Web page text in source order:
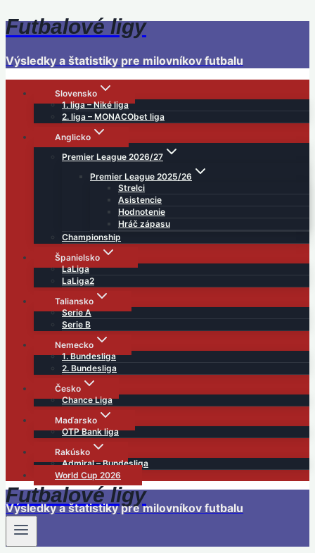
Skip
to
Futbalové ligy
Výsledky a štatistiky pre milovníkov futbalu
Slovensko
1. liga – Niké liga
2. liga – MONACObet liga
Anglicko
Premier League 2026/27
Premier League 2025/26
Strelci
Asistencie
Hodnotenie
Hráč zápasu
Championship
Španielsko
LaLiga
LaLiga2
Taliansko
Serie A
Serie B
Nemecko
1. Bundesliga
2. Bundesliga
Česko
Chance Liga
Maďarsko
OTP Bank liga
Rakúsko
Admiral – Bundesliga
World Cup 2026
Futbalové ligy
Výsledky a štatistiky pre milovníkov futbalu